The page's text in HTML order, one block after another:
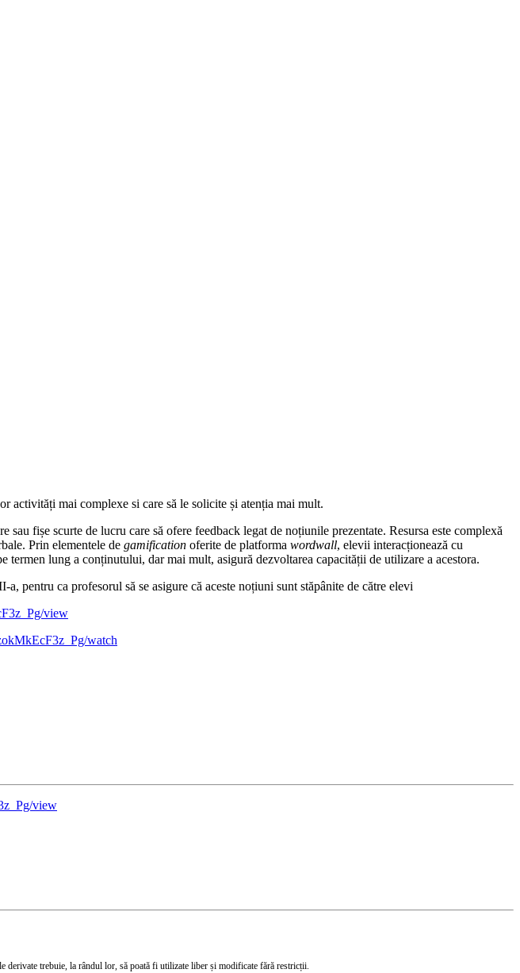
activități mai complexe si care să le solicite și atenția mai mult.
fișe scurte de lucru care să ofere feedback legat de noțiunile prezentate. Resursa este complexă
Prin elementele de gamification oferite de platforma wordwall, elevii interacționează cu
lung a conținutului, dar mai mult, asigură dezvoltarea capacității de utilizare a acestora.
pentru ca profesorul să se asigure că aceste noțiuni sunt stăpânite de către elevi
view
watch
view
trebuie, la rândul lor, să poată fi utilizate liber și modificate fără restricții.